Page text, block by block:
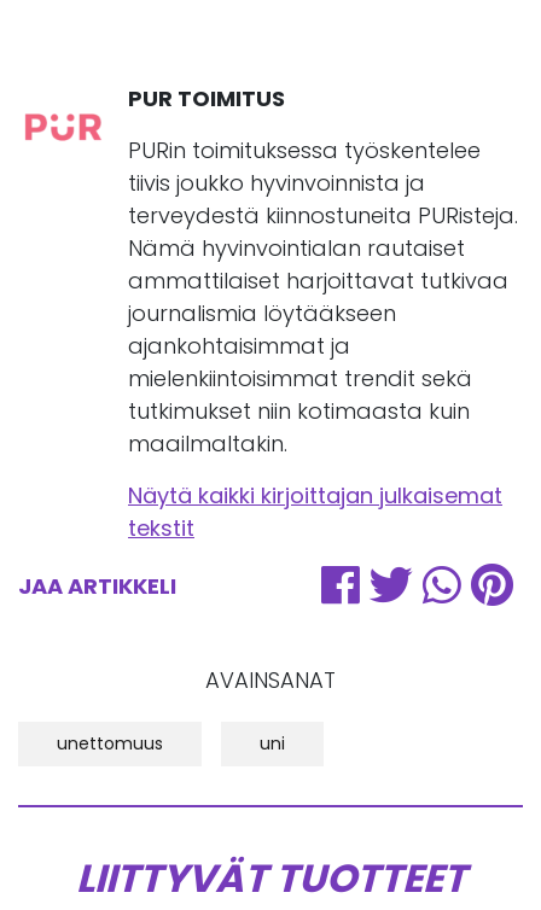
PUR TOIMITUS
PURin toimituksessa työskentelee
tiivis joukko hyvinvoinnista ja
terveydestä kiinnostuneita PURisteja.
Nämä hyvinvointialan rautaiset
ammattilaiset harjoittavat tutkivaa
journalismia löytääkseen
ajankohtaisimmat ja
mielenkiintoisimmat trendit sekä
tutkimukset niin kotimaasta kuin
maailmaltakin.
Näytä kaikki kirjoittajan julkaisemat
tekstit
JAA ARTIKKELI
AVAINSANAT
unettomuus uni
LIITTYVÄT TUOTTEET